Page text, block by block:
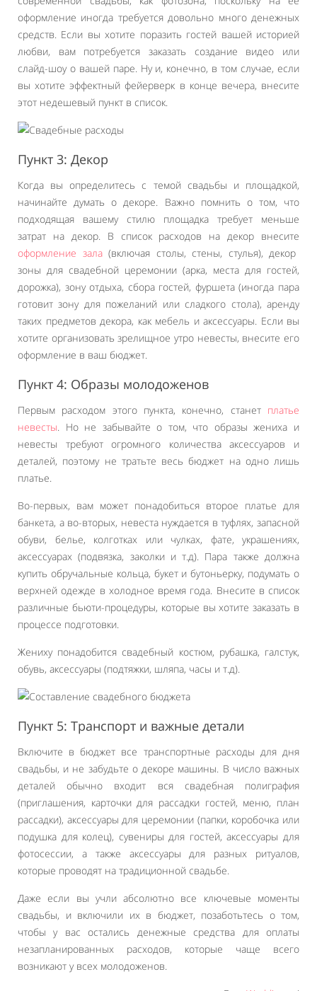
оформление иногда требуется довольно много денежных
средств. Если вы хотите поразить гостей вашей историей
любви, вам потребуется заказать создание видео или
слайд-шоу о вашей паре. Ну и, конечно, в том случае, если
вы хотите эффектный фейерверк в конце вечера, внесите
этот недешевый пункт в список.
Пункт 3: Декор
Когда вы определитесь с темой свадьбы и площадкой,
начинайте думать о декоре. Важно помнить о том, что
подходящая вашему стилю площадка требует меньше
затрат на декор. В список расходов на декор внесите
оформление зала(включая столы, стены, стулья), декор
зоны для свадебной церемонии (арка, места для гостей,
дорожка), зону отдыха, сбора гостей, фуршета (иногда пара
готовит зону для пожеланий или сладкого стола), аренду
таких предметов декора, как мебель и аксессуары. Если вы
хотите организовать зрелищное утро невесты, внесите его
оформление в ваш бюджет.
Пункт 4: Образы молодоженов
Первым расходом этого пункта, конечно, станет платье
невесты. Но не забывайте о том, что образы жениха и
невесты требуют огромного количества аксессуаров и
деталей, поэтому не тратьте весь бюджет на одно лишь
платье.
Во-первых, вам может понадобиться второе платье для
банкета, а во-вторых, невеста нуждается в туфлях, запасной
обуви, белье, колготках или чулках, фате, украшениях,
аксессуарах (подвязка, заколки и т.д). Пара также должна
купить обручальные кольца, букет и бутоньерку, подумать о
верхней одежде в холодное время года. Внесите в список
различные бьюти-процедуры, которые вы хотите заказать в
процессе подготовки.
Жениху понадобится свадебный костюм, рубашка, галстук,
обувь, аксессуары (подтяжки, шляпа, часы и т.д).
Пункт 5: Транспорт и важные детали
Включите в бюджет все транспортные расходы для дня
свадьбы, и не забудьте о декоре машины. В число важных
деталей обычно входит вся свадебная полиграфия
(приглашения, карточки для рассадки гостей, меню, план
рассадки), аксессуары для церемонии (папки, коробочка или
подушка для колец), сувениры для гостей, аксессуары для
фотосессии, а также аксессуары для разных ритуалов,
которые проводят на традиционной свадьбе.
Даже если вы учли абсолютно все ключевые моменты
свадьбы, и включили их в бюджет, позаботьтесь о том,
чтобы у вас остались денежные средства для оплаты
незапланированных расходов, которые чаще всего
возникают у всех молодоженов.